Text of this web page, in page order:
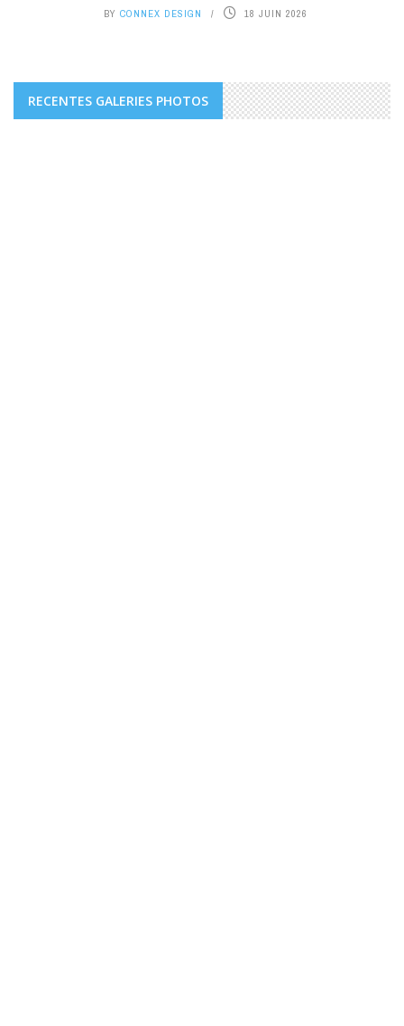
BY CONNEX DESIGN 18 JUIN 2026
RECENTES GALERIES PHOTOS